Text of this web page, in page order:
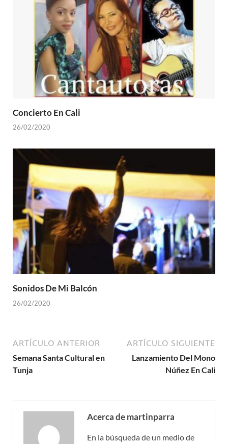
Concierto En Cali
26/02/2020
Sonidos De Mi Balcón
26/02/2020
ARTÍCULO ANTERIOR
Semana Santa Cultural en
Tunja
ARTÍCULO SIGUIENTE
Lanzamiento Del Mono
Núñez En Cali
Acerca de martinparra
En la búsqueda de un medio de